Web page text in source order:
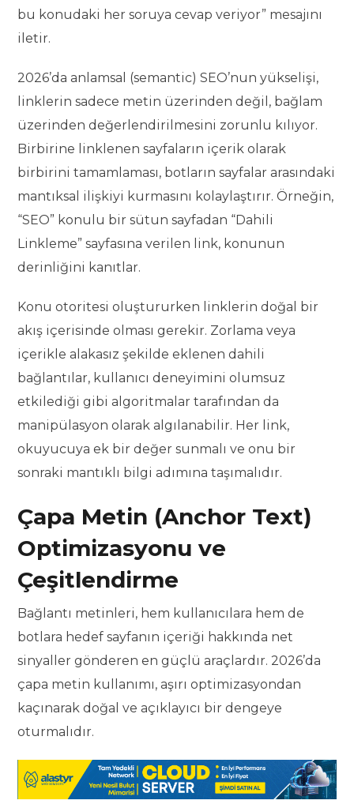
bu konudaki her soruya cevap veriyor” mesajını
iletir.
2026’da anlamsal (semantic) SEO’nun yükselişi,
linklerin sadece metin üzerinden değil, bağlam
üzerinden değerlendirilmesini zorunlu kılıyor.
Birbirine linklenen sayfaların içerik olarak
birbirini tamamlaması, botların sayfalar arasındaki
mantıksal ilişkiyi kurmasını kolaylaştırır. Örneğin,
“SEO” konulu bir sütun sayfadan “Dahili
Linkleme” sayfasına verilen link, konunun
derinliğini kanıtlar.
Konu otoritesi oluştururken linklerin doğal bir
akış içerisinde olması gerekir. Zorlama veya
içerikle alakasız şekilde eklenen dahili
bağlantılar, kullanıcı deneyimini olumsuz
etkilediği gibi algoritmalar tarafından da
manipülasyon olarak algılanabilir. Her link,
okuyucuya ek bir değer sunmalı ve onu bir
sonraki mantıklı bilgi adımına taşımalıdır.
Çapa Metin (Anchor Text)
Optimizasyonu ve
Çeşitlendirme
Bağlantı metinleri, hem kullanıcılara hem de
botlara hedef sayfanın içeriği hakkında net
sinyaller gönderen en güçlü araçlardır. 2026’da
çapa metin kullanımı, aşırı optimizasyondan
kaçınarak doğal ve açıklayıcı bir dengeye
oturmalıdır.